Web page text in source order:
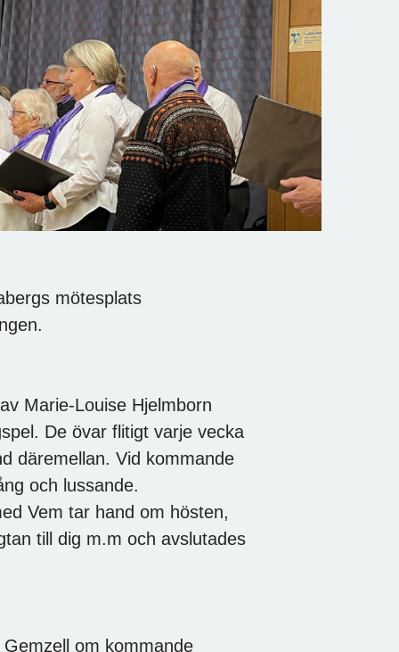
mötesplats
Marie-Louise Hjelmborn
De övar flitigt varje vecka
däremellan. Vid kommande
och lussande.
Vem tar hand om hösten,
till dig m.m och avslutades
om kommande